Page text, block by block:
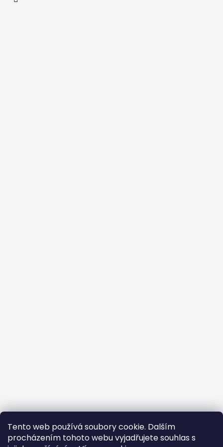
Tento web používá soubory cookie. Dalším
procházením tohoto webu vyjadřujete souhlas s